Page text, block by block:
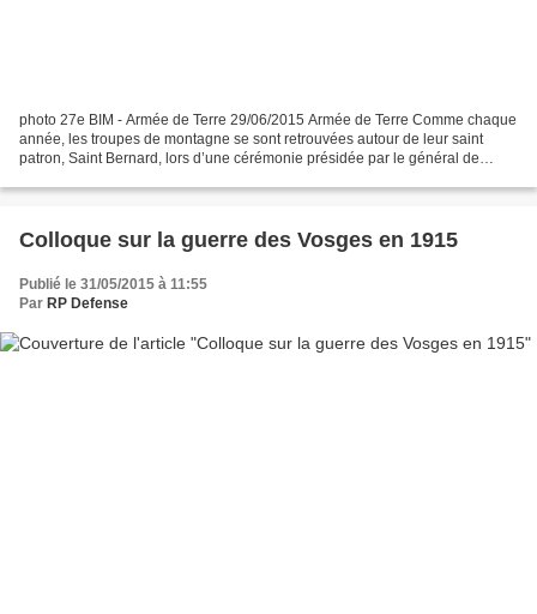
photo 27e BIM - Armée de Terre 29/06/2015 Armée de Terre Comme chaque
année, les troupes de montagne se sont retrouvées autour de leur saint
patron, Saint Bernard, lors d’une cérémonie présidée par le général de
Colloque sur la guerre des Vosges en 1915
Publié le 31/05/2015 à 11:55
Par RP Defense